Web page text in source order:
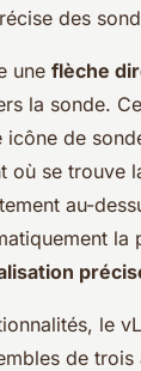
des
une flèche
la sonde.
de
où se trouve
au-
la
le
de trois